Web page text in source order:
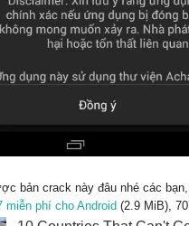
bản crack này đâu nhé các
miễn phí cho Android (2.9 MiB),